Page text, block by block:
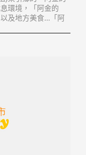
環境，「阿金的
及地方美食...「阿